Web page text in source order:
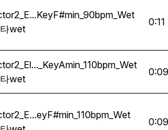
선택
wet
0:11
선택
wet
0:09
선
0:09